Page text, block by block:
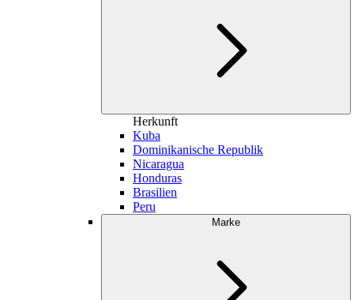
Herkunft
Kuba
Dominikanische Republik
Nicaragua
Honduras
Brasilien
Peru
Marke